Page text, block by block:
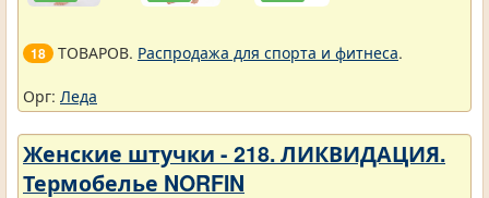
18 ТОВАРОВ. Распродажа для спорта и фитнеса.
Орг: Леда
Женские штучки - 218. ЛИКВИДАЦИЯ.
Термобелье NORFIN